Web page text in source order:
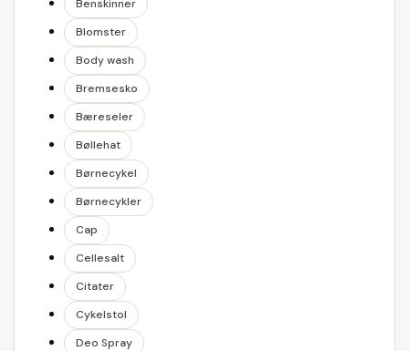
Benskinner
Blomster
Body wash
Bremsesko
Bæreseler
Bøllehat
Børnecykel
Børnecykler
Cap
Cellesalt
Citater
Cykelstol
Deo Spray